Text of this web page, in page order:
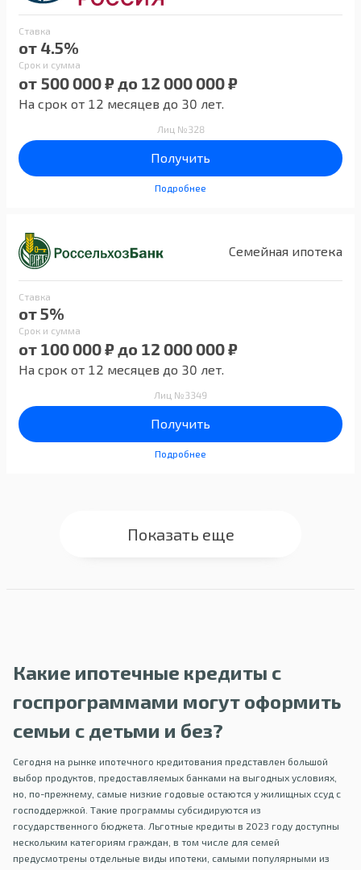
Ставка
от 4.5%
Срок и сумма
от 500 000 ₽ до 12 000 000 ₽
На срок от 12 месяцев до 30 лет.
Лиц №328
Получить
Подробнее
Семейная ипотека
Ставка
от 5%
Срок и сумма
от 100 000 ₽ до 12 000 000 ₽
На срок от 12 месяцев до 30 лет.
Лиц №3349
Получить
Подробнее
Показать еще
Какие ипотечные кредиты с
госпрограммами могут оформить
семьи с детьми и без?
Сегодня на рынке ипотечного кредитования представлен большой
выбор продуктов, предоставляемых банками на выгодных условиях,
но, по-прежнему, самые низкие годовые остаются у жилищных ссуд с
господдержкой. Такие программы субсидируются из
государственного бюджета. Льготные кредиты в 2023 году доступны
нескольким категориям граждан, в том числе для семей
предусмотрены отдельные виды ипотеки, самыми популярными из